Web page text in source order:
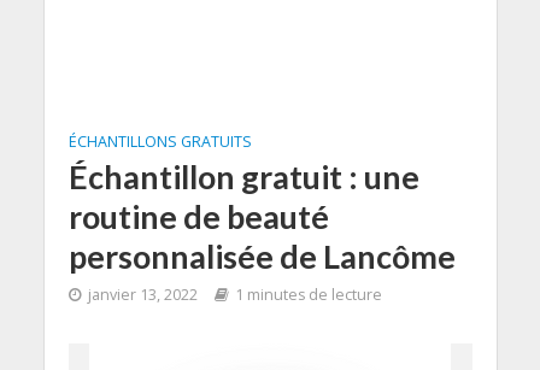
ÉCHANTILLONS GRATUITS
Échantillon gratuit : une
routine de beauté
personnalisée de Lancôme
janvier 13, 2022 1 minutes de lecture